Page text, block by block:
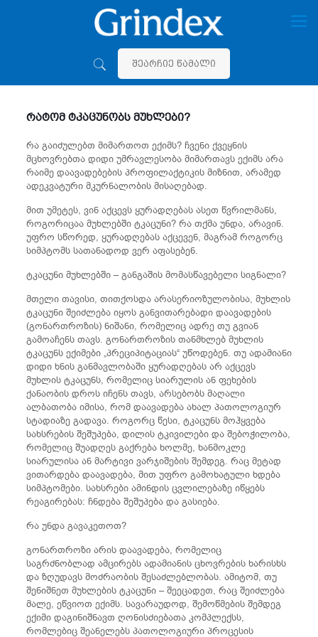
შეარჩიე წამალი
რატომ ტკაცუნობს მუხლები?
რა გაიძულებთ მიმართოთ ექიმს? ჩვენი ქვეყნის
მცხოვრებთა დიდი უმრავლესობა მიმართავს ექიმს არა
რაიმე დაავადებების პროფილაქტიკის მიზნით, არამედ
ადეკვატური მკურნალობის მისაღებად.
მით უმეტეს, ვინ აქცევს ყურადღებას ასეთ წვრილმანს,
როგორიცაა მუხლებში ტკაცუნი? რა თქმა უნდა, არავინ.
უფრო სწორედ, ყურადღებას აქცევენ, მაგრამ როგორც
სიმპტომს სათანადოდ ვერ აფასებენ.
ტკაცუნი მუხლებში – განგაშის მომასწავებელი სიგნალი?
მთელი თავისი, თითქოსდა არასერიოზულობისა, მუხლის
ტკაცუნი შეიძლება იყოს განვითარებადი დაავადების
(გონართროზის) ნიშანი, რომელიც ადრე თუ გვიან
გამოაჩენს თავს. გონართროზის თანმხლებ მუხლის
ტკაცუნს ექიმები „პრეციპიტაციას“ უწოდებენ. თუ ადამიანი
დიდი ხნის განმავლობაში ყურადღებას არ აქცევს
მუხლის ტკაცუნს, რომელიც სიარულის ან ფეხების
ქანაობის დროს იჩენს თავს, არსებობს მაღალი
ალბათობა იმისა, რომ დაავადება ახალ პათოლოგიურ
სტადიაზე გადავა. როგორც წესი, ტკაცუნს მოჰყვება
სახსრების შეშუპება, დილის ტკივილები და შებოჭილობა,
რომელიც შუადღეს გაქრება ხოლმე, ხანმოკლე
სიარულისა ან მარტივი ვარჯიშების შემდეგ. რაც მეტად
ვითარდება დაავადება, მით უფრო გამოხატული ხდება
სიმპტომები. სახსრები ამინდის ცვლილებაზე იწყებს
რეაგირებას: ჩნდება შეშუპება და გასიება.
რა უნდა გავაკეთოთ?
გონართროზი არის დაავადება, რომელიც
საგრძნობლად ამცირებს ადამიანის ცხოვრების ხარისხს
და ზღუდავს მოძრაობის შესაძლებლობას. ამიტომ, თუ
შენიშნეთ მუხლების ტკაცუნი – შეეცადეთ, რაც შეიძლება
მალე, ეწვიოთ ექიმს. სავარაუდოდ, შემოწმების შემდეგ
ექიმი დაგინიშნავთ ღონისძიებათა კომპლექსს,
რომლებიც შეანელებს პათოლოგიური პროცესის